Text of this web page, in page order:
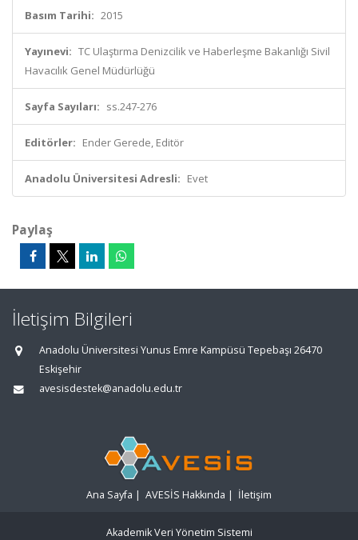
Basım Tarihi: 2015
Yayınevi: TC Ulaştırma Denizcilik ve Haberleşme Bakanlığı Sivil
Havacılık Genel Müdürlüğü
Sayfa Sayıları: ss.247-276
Editörler: Ender Gerede, Editör
Anadolu Üniversitesi Adresli: Evet
Paylaş
İletişim Bilgileri
Anadolu Üniversitesi Yunus Emre Kampüsü Tepebaşı 26470
Eskişehir
avesisdestek@anadolu.edu.tr
Ana Sayfa | AVESİS Hakkında | İletişim
Akademik Veri Yönetim Sistemi